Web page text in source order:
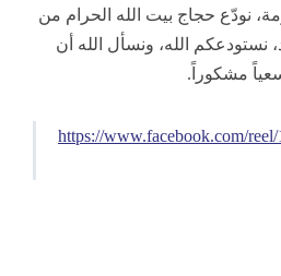
نودّع حجاج بيت الله الحرام من
نستودعكم الله، ونسأل الله أن
مشكوراً.
https://www.facebook.com/